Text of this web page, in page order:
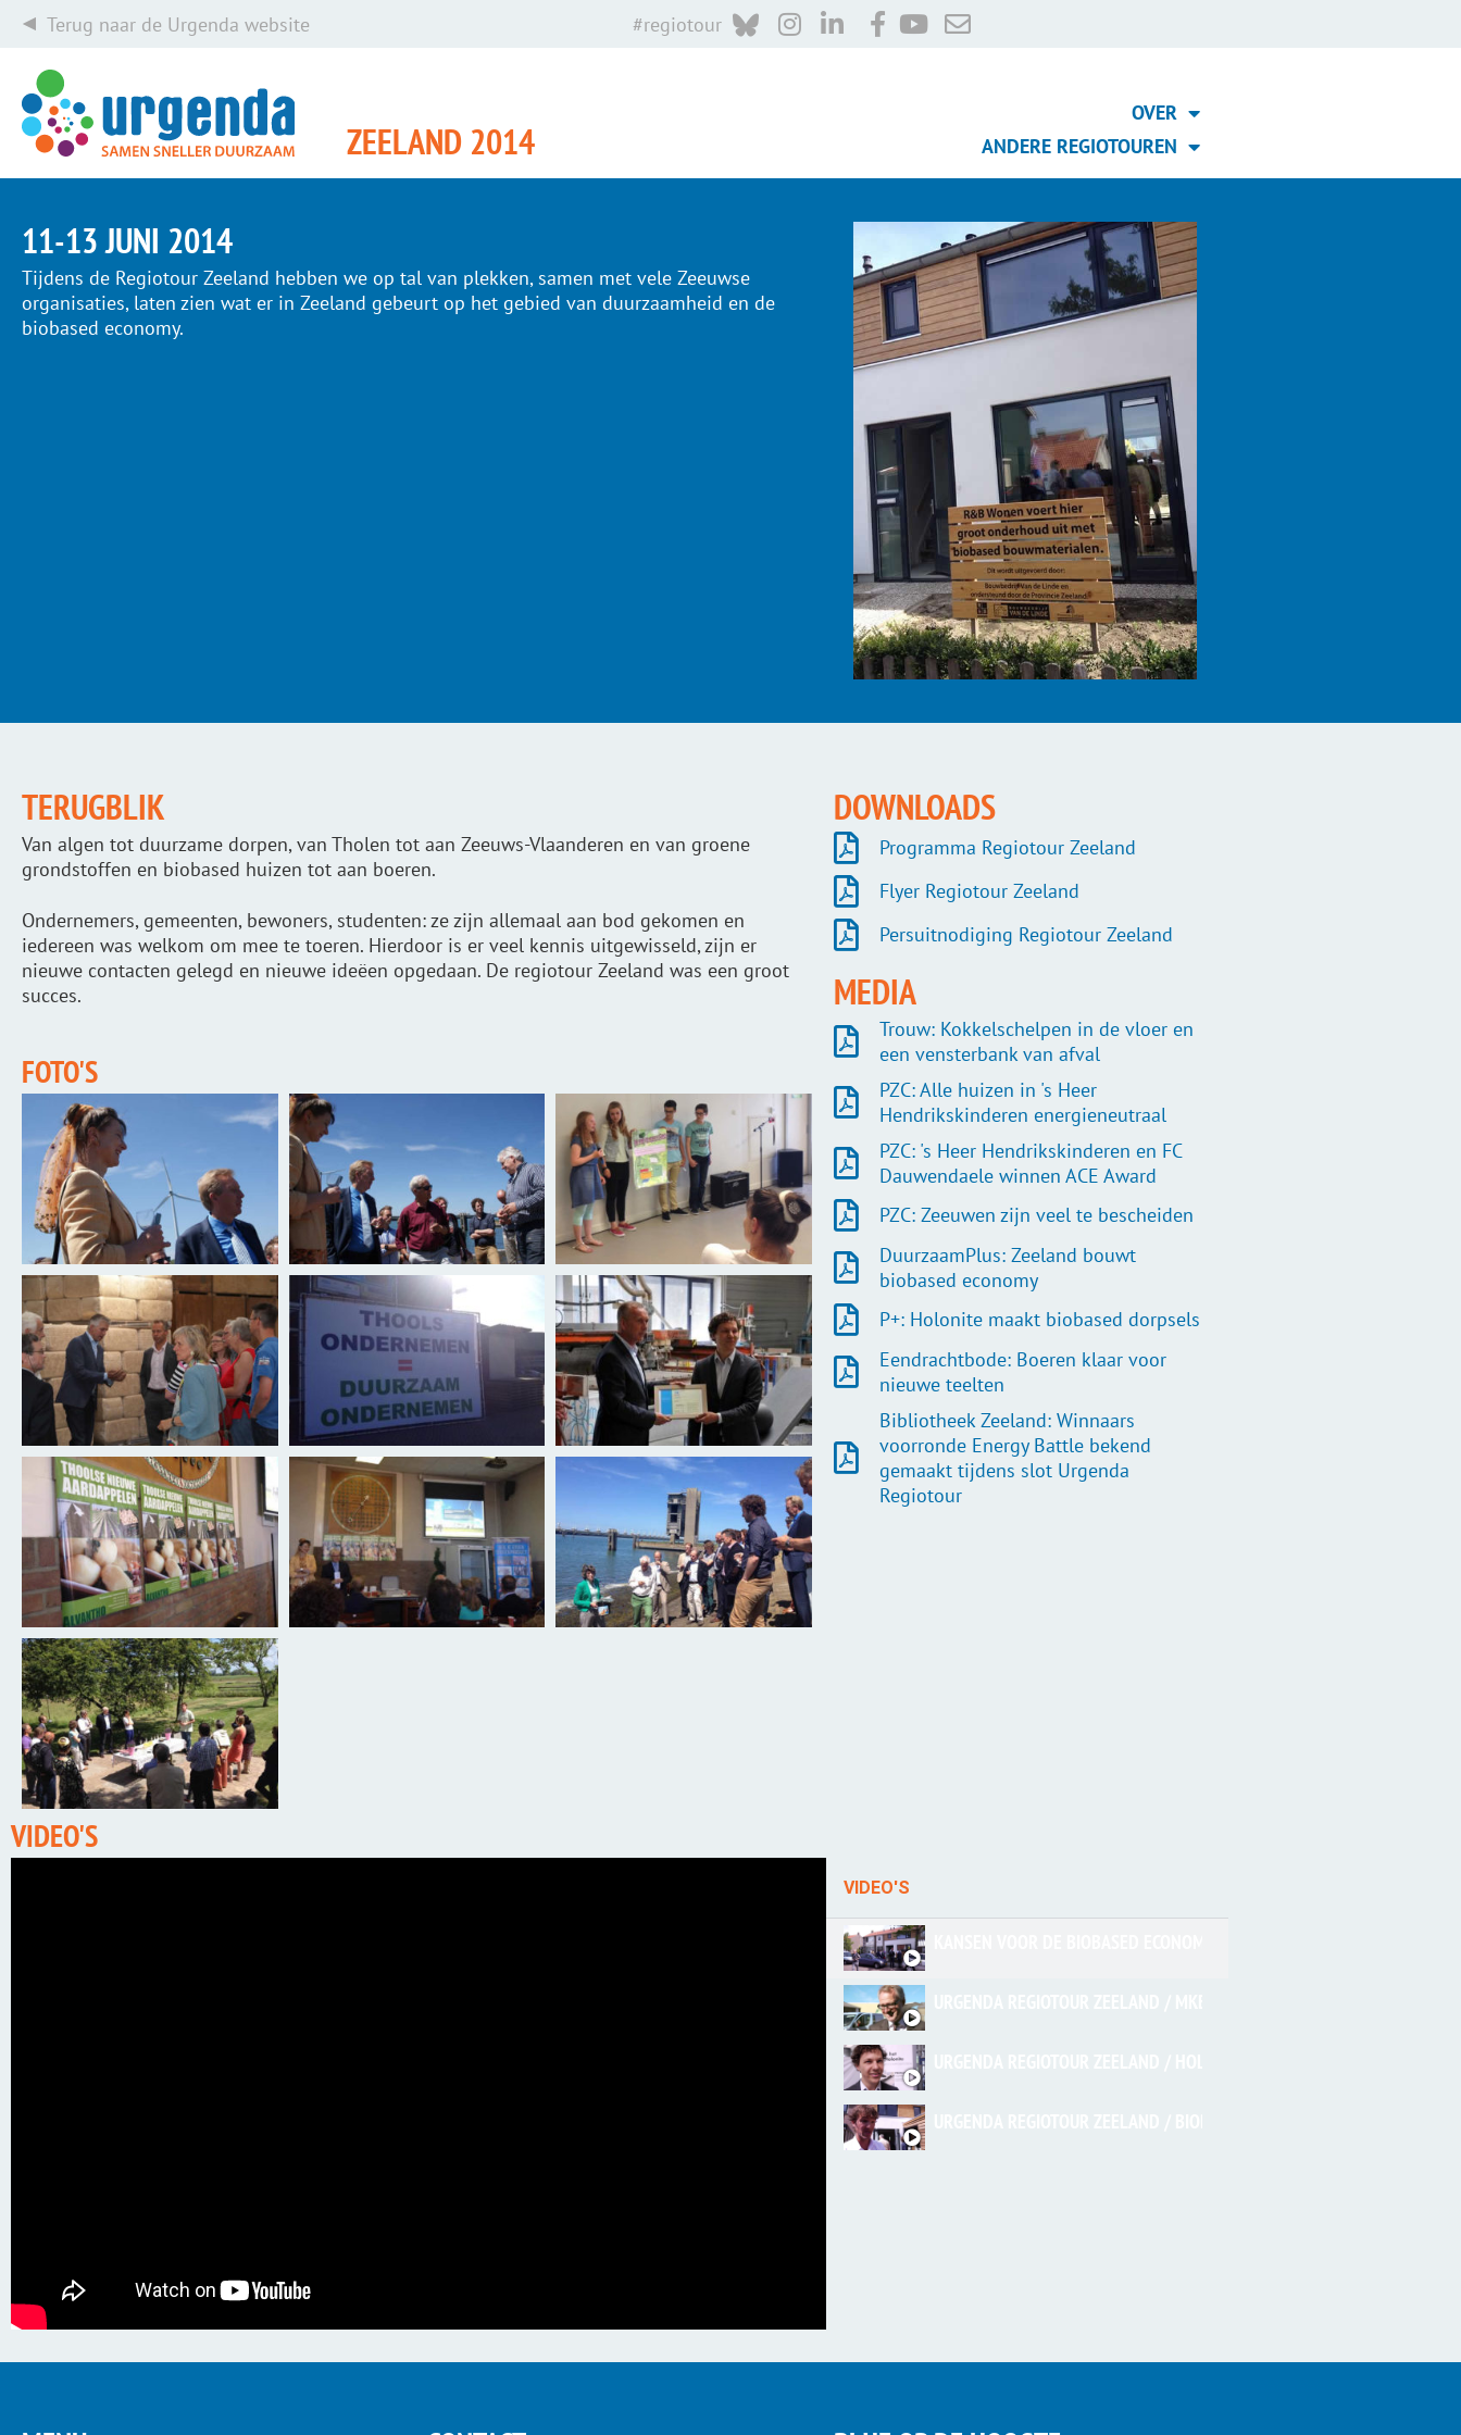
Terug naar de Urgenda website #regiotour
ZEELAND 2014
OVER
ANDERE REGIOTOUREN
11-13 JUNI 2014
Tijdens de Regiotour Zeeland hebben we op tal van plekken, samen met vele Zeeuwse
organisaties, laten zien wat er in Zeeland gebeurt op het gebied van duurzaamheid en de
biobased economy.
TERUGBLIK
Van algen tot duurzame dorpen, van Tholen tot aan Zeeuws-Vlaanderen en van groene
grondstoffen en biobased huizen tot aan boeren.
Ondernemers, gemeenten, bewoners, studenten: ze zijn allemaal aan bod gekomen en
iedereen was welkom om mee te toeren. Hierdoor is er veel kennis uitgewisseld, zijn er
nieuwe contacten gelegd en nieuwe ideëen opgedaan. De regiotour Zeeland was een groot
succes.
FOTO'S
DOWNLOADS
Programma Regiotour Zeeland
Flyer Regiotour Zeeland
Persuitnodiging Regiotour Zeeland
MEDIA
Trouw: Kokkelschelpen in de vloer en
een vensterbank van afval
PZC: Alle huizen in 's Heer
Hendrikskinderen energieneutraal
PZC: 's Heer Hendrikskinderen en FC
Dauwendaele winnen ACE Award
PZC: Zeeuwen zijn veel te bescheiden
DuurzaamPlus: Zeeland bouwt
biobased economy
P+: Holonite maakt biobased dorpsels
Eendrachtbode: Boeren klaar voor
nieuwe teelten
Bibliotheek Zeeland: Winnaars
voorronde Energy Battle bekend
gemaakt tijdens slot Urgenda
Regiotour
VIDEO'S
VIDEO'S